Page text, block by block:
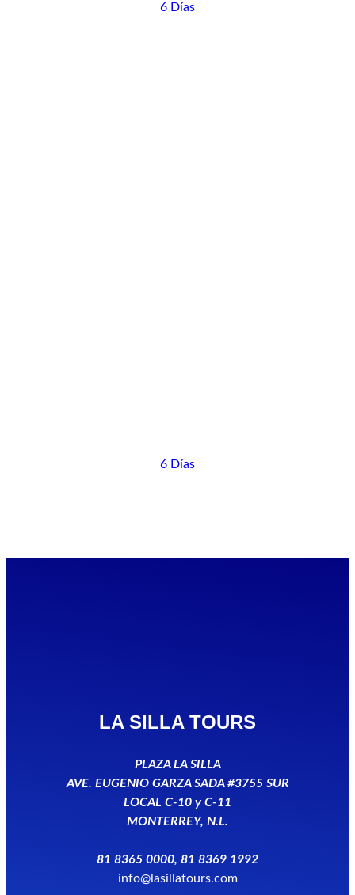
6 Días
6 Días
LA SILLA TOURS
PLAZA LA SILLA
AVE. EUGENIO GARZA SADA #3755 SUR
LOCAL C-10 y C-11
MONTERREY, N.L.
81 8365 0000, 81 8369 1992
info@lasillatours.com